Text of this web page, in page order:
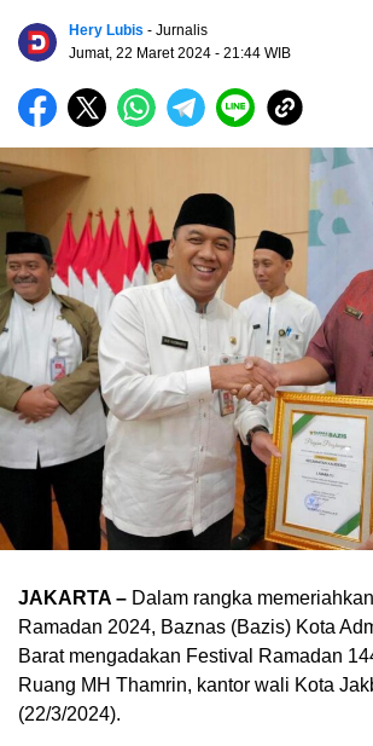
Hery Lubis - Jurnalis
Jumat, 22 Maret 2024 - 21:44 WIB
JAKARTA – Dalam rangka
Ramadan 2024, Baznas (Bazis) Kota
Barat mengadakan Festival Ramadan
Ruang MH Thamrin, kantor wali Kota
(22/3/2024).